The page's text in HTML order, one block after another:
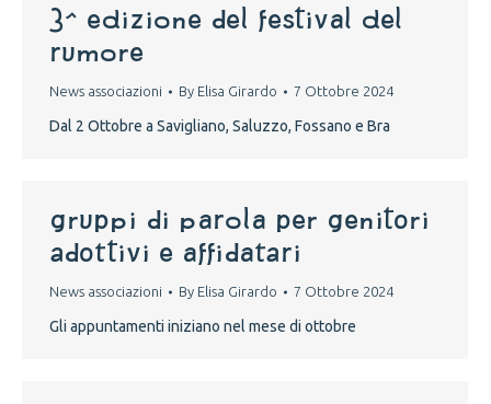
3^ edizione del Festival del
rumore
News associazioni By Elisa Girardo 7 Ottobre 2024
Dal 2 Ottobre a Savigliano, Saluzzo, Fossano e Bra
gruppi di parola per genitori
adottivi e affidatari
News associazioni By Elisa Girardo 7 Ottobre 2024
Gli appuntamenti iniziano nel mese di ottobre